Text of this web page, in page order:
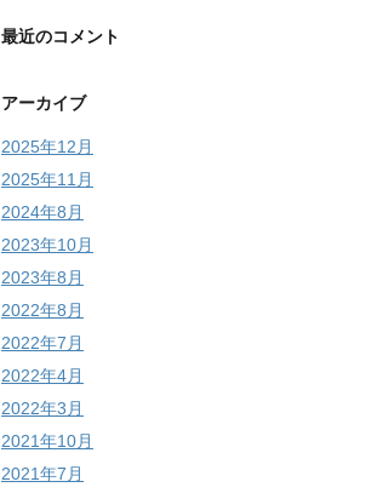
最近のコメント
アーカイブ
2025年12月
2025年11月
2024年8月
2023年10月
2023年8月
2022年8月
2022年7月
2022年4月
2022年3月
2021年10月
2021年7月